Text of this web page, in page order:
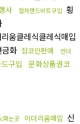
사 컬쳐랜드비트구입 횡
움클레식클레식매입
화 잡코인판매
언더
구입
문화상품권코
파는곳 이더리움매입 신